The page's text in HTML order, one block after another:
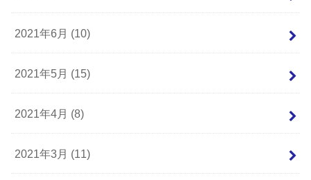
2021年6月 (10)
2021年5月 (15)
2021年4月 (8)
2021年3月 (11)